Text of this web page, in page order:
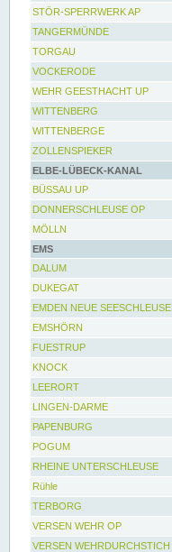
STÖR-SPERRWERK AP
TANGERMÜNDE
TORGAU
VOCKERODE
WEHR GEESTHACHT UP
WITTENBERG
WITTENBERGE
ZOLLENSPIEKER
ELBE-LÜBECK-KANAL
BÜSSAU UP
DONNERSCHLEUSE OP
MÖLLN
EMS
DALUM
DUKEGAT
EMDEN NEUE SEESCHLEUSE
EMSHÖRN
FUESTRUP
KNOCK
LEERORT
LINGEN-DARME
PAPENBURG
POGUM
RHEINE UNTERSCHLEUSE
Rühle
TERBORG
VERSEN WEHR OP
VERSEN WEHRDURCHSTICH